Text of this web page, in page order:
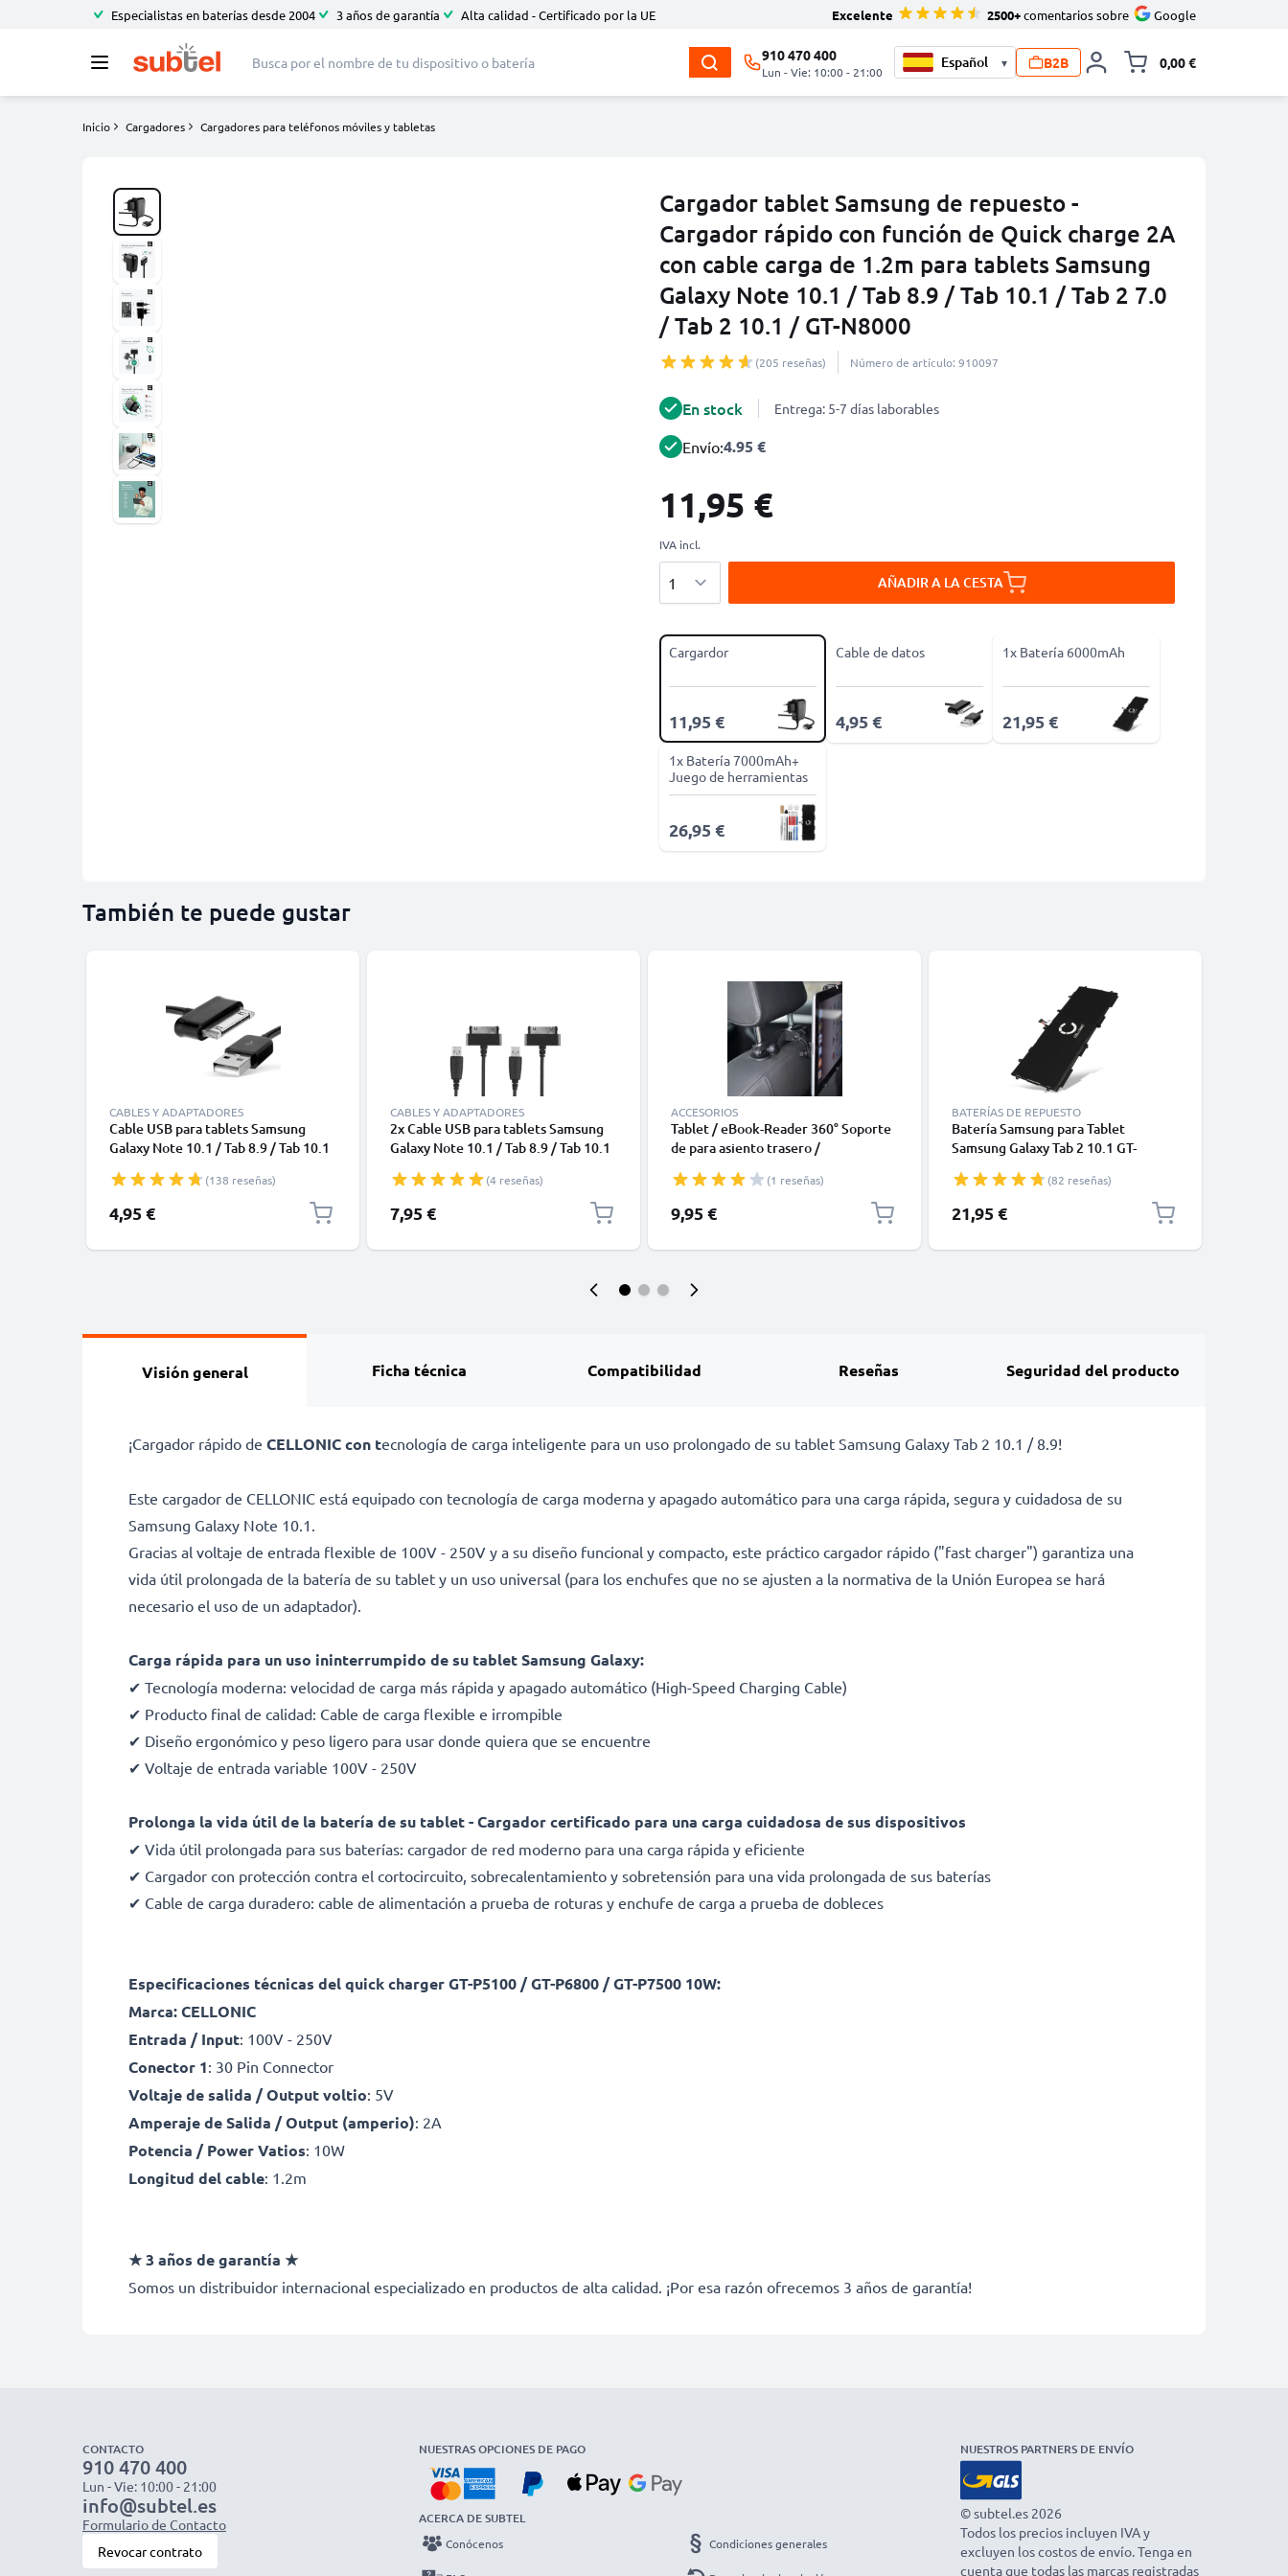
Especialistas en baterías desde 2004 3 años de garantía Alta calidad - Certificado por la UE Excelente 2500+comentarios sobre Google
910 470 400
Lun - Vie: 10:00 - 21:00
▾ B2B 0,00 €
Inicio Cargadores Cargadores para teléfonos móviles y tabletas
Cargador tablet Samsung de repuesto -
Cargador rápido con función de Quick charge 2A
con cable carga de 1.2m para tablets Samsung
Galaxy Note 10.1 / Tab 8.9 / Tab 10.1 / Tab 2 7.0
/ Tab 2 10.1 / GT-N8000
(205 reseñas) Número de artículo: 910097
En stock Entrega: 5-7 días laborables
Envío:4.95 €
11,95 €
IVA incl.
AÑADIR A LA CESTA
Cargardor
11,95 €
Cable de datos
4,95 €
1x Batería 6000mAh
21,95 €
1x Batería 7000mAh+
Juego de herramientas
26,95 €
También te puede gustar
CABLES Y ADAPTADORES
Cable USB para tablets Samsung
Galaxy Note 10.1 / Tab 8.9 / Tab 10.1
GT-P3100 / GT-P5100 / GT-P6800 /
GT-P7500 - Cable de Carga y Datos
2.0 1.0m negro
(138 reseñas)
4,95 €
CABLES Y ADAPTADORES
2x Cable USB para tablets Samsung
Galaxy Note 10.1 / Tab 8.9 / Tab 10.1
GT-P3100 / GT-P5100 / GT-P6800 /
GT-P7500 - Cable de Carga y Datos
2.0 1.0m negro
(4 reseñas)
7,95 €
ACCESORIOS
Tablet / eBook-Reader 360° Soporte
de para asiento trasero /
(1 reseñas)
9,95 €
BATERÍAS DE REPUESTO
Batería Samsung para Tablet
Samsung Galaxy Tab 2 10.1 GT-
Note 10.1 GT-N8010, GT-N8020
6000mAh de CELLONIC
(82 reseñas)
21,95 €
Visión general Ficha técnica Compatibilidad Reseñas Seguridad del producto
¡Cargador rápido de CELLONIC con tecnología de carga inteligente para un uso prolongado de su tablet Samsung Galaxy Tab 2 10.1 / 8.9!
Este cargador de CELLONIC está equipado con tecnología de carga moderna y apagado automático para una carga rápida, segura y cuidadosa de su
Samsung Galaxy Note 10.1.
Gracias al voltaje de entrada flexible de 100V - 250V y a su diseño funcional y compacto, este práctico cargador rápido ("fast charger") garantiza una
vida útil prolongada de la batería de su tablet y un uso universal (para los enchufes que no se ajusten a la normativa de la Unión Europea se hará
necesario el uso de un adaptador).
Carga rápida para un uso ininterrumpido de su tablet Samsung Galaxy:
✔ Tecnología moderna: velocidad de carga más rápida y apagado automático (High-Speed Charging Cable)
✔ Producto final de calidad: Cable de carga flexible e irrompible
✔ Diseño ergonómico y peso ligero para usar donde quiera que se encuentre
✔ Voltaje de entrada variable 100V - 250V
Prolonga la vida útil de la batería de su tablet - Cargador certificado para una carga cuidadosa de sus dispositivos
✔ Vida útil prolongada para sus baterías: cargador de red moderno para una carga rápida y eficiente
✔ Cargador con protección contra el cortocircuito, sobrecalentamiento y sobretensión para una vida prolongada de sus baterías
✔ Cable de carga duradero: cable de alimentación a prueba de roturas y enchufe de carga a prueba de dobleces
Especificaciones técnicas del quick charger GT-P5100 / GT-P6800 / GT-P7500 10W:
Marca: CELLONIC
Entrada / Input: 100V - 250V
Conector 1: 30 Pin Connector
Voltaje de salida / Output voltio: 5V
Amperaje de Salida / Output (amperio): 2A
Potencia / Power Vatios: 10W
Longitud del cable: 1.2m
★ 3 años de garantía ★
Somos un distribuidor internacional especializado en productos de alta calidad. ¡Por esa razón ofrecemos 3 años de garantía!
CONTACTO
910 470 400
Lun - Vie: 10:00 - 21:00
info@subtel.es
Formulario de Contacto
Revocar contrato
NUESTRAS OPCIONES DE PAGO
ACERCA DE SUBTEL
Conócenos Condiciones generales
NUESTROS PARTNERS DE ENVÍO
© subtel.es 2026
Todos los precios incluyen IVA y
excluyen los costos de envío. Tenga en
cuenta que todas las marcas registradas